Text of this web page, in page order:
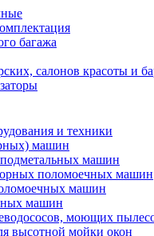
багажа
салонов красоты и
и техники
машин
машин
поломоечных машин
машин
машин
моющих
высотной мойки окон